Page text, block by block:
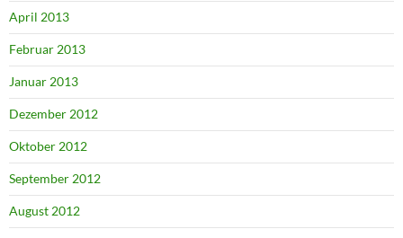
April 2013
Februar 2013
Januar 2013
Dezember 2012
Oktober 2012
September 2012
August 2012